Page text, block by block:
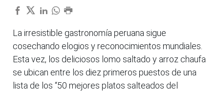
La irresistible gastronomía peruana sigue
cosechando elogios y reconocimientos mundiales.
Esta vez, los deliciosos lomo saltado y arroz chaufa
se ubican entre los diez primeros puestos de una
lista de los “50 mejores platos salteados del